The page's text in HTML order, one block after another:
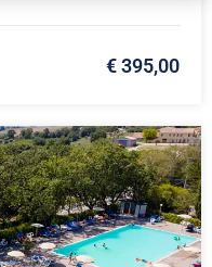
€ 395,00